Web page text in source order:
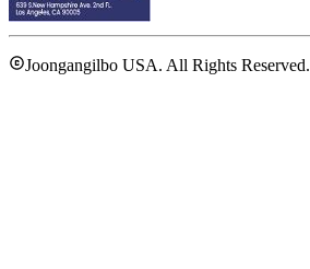
Joongangilbo USA. All Rights Reserved.